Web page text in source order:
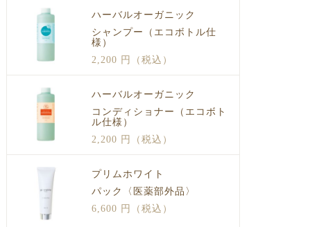
ハーバルオーガニック
シャンプー（エコボトル仕
様）
2,200 円（税込）
ハーバルオーガニック
コンディショナー（エコボト
ル仕様）
2,200 円（税込）
プリムホワイト
パック〈医薬部外品〉
6,600 円（税込）